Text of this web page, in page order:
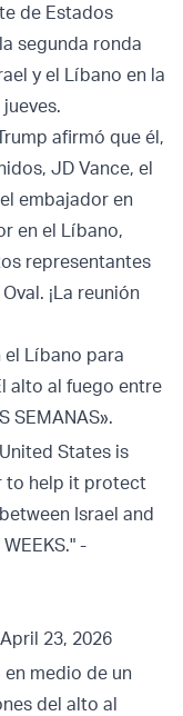
de Estados
segunda ronda
y el Líbano en la
afirmó que él,
JD Vance, el
embajador en
en el Líbano,
representantes
¡La reunión
el Líbano para
alto al fuego entre
SEMANAS».
States is
to help it protect
Israel and
-
April 23, 2026
medio de un
del alto al